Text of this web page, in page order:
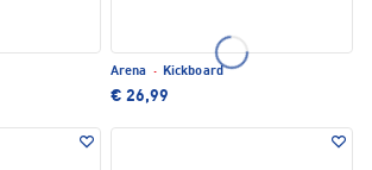
Arena · Kickboard
€ 26,99